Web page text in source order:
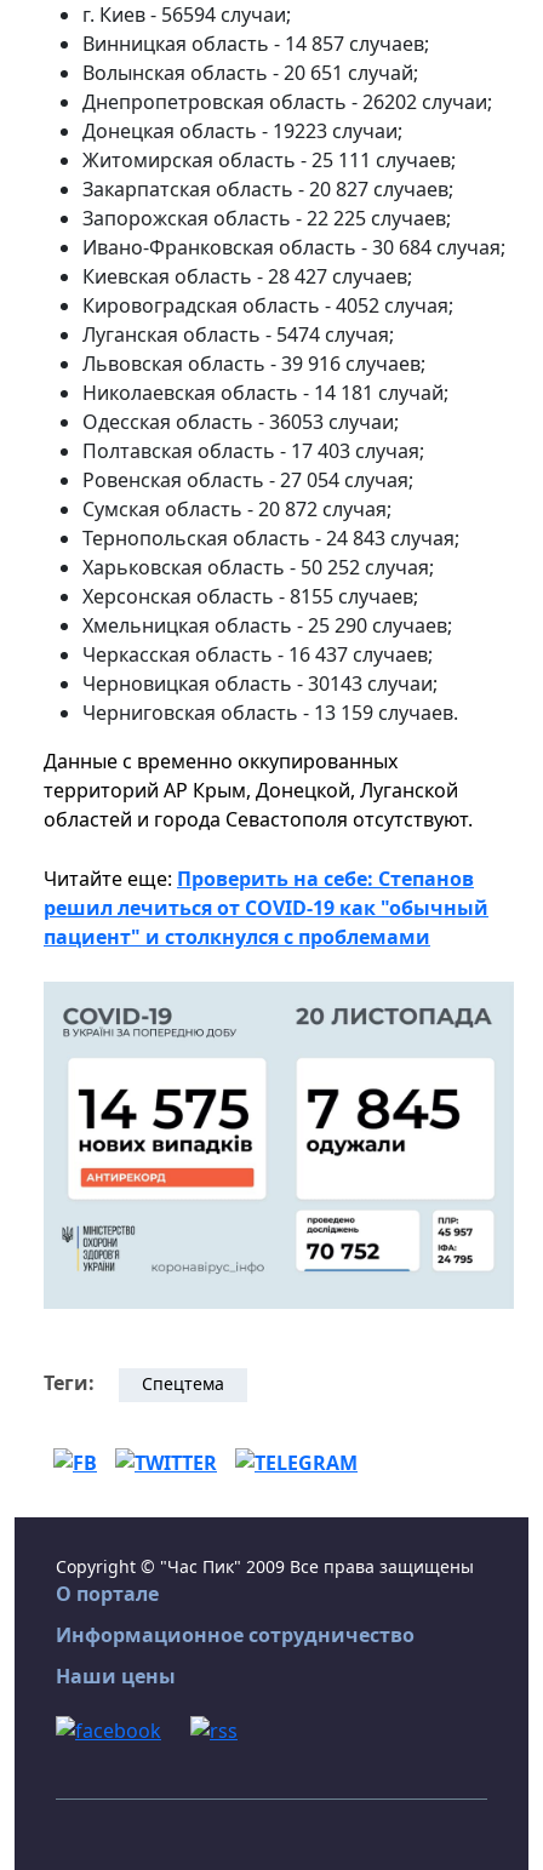
г. Киев - 56594 случаи;
Винницкая область - 14 857 случаев;
Волынская область - 20 651 случай;
Днепропетровская область - 26202 случаи;
Донецкая область - 19223 случаи;
Житомирская область - 25 111 случаев;
Закарпатская область - 20 827 случаев;
Запорожская область - 22 225 случаев;
Ивано-Франковская область - 30 684 случая;
Киевская область - 28 427 случаев;
Кировоградская область - 4052 случая;
Луганская область - 5474 случая;
Львовская область - 39 916 случаев;
Николаевская область - 14 181 случай;
Одесская область - 36053 случаи;
Полтавская область - 17 403 случая;
Ровенская область - 27 054 случая;
Сумская область - 20 872 случая;
Тернопольская область - 24 843 случая;
Харьковская область - 50 252 случая;
Херсонская область - 8155 случаев;
Хмельницкая область - 25 290 случаев;
Черкасская область - 16 437 случаев;
Черновицкая область - 30143 случаи;
Черниговская область - 13 159 случаев.
Данные с временно оккупированных
территорий АР Крым, Донецкой, Луганской
областей и города Севастополя отсутствуют.
Читайте еще: Проверить на себе: Степанов
решил лечиться от COVID-19 как "обычный
пациент" и столкнулся с проблемами
Теги: Спецтема
Copyright © "Час Пик" 2009 Все права защищены
О портале
Информационное сотрудничество
Наши цены